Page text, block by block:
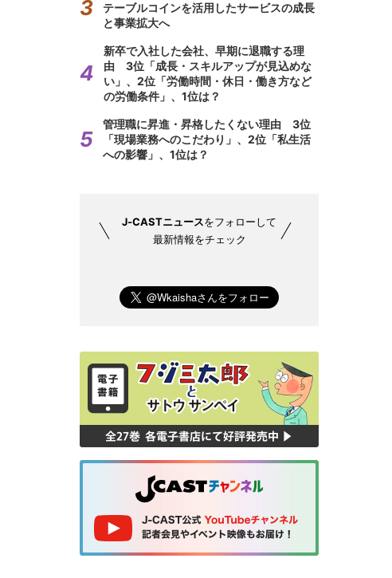
テーブルコインを活用したサービスの成長
と事業拡大へ
新卒で入社した会社、早期に退職する理
由 3位「成長・スキルアップが見込めな
い」、2位「労働時間・休日・働き方など
の労働条件」、1位は？
管理職に昇進・昇格したくない理由 3位
「現場業務へのこだわり」、2位「私生活
への影響」、1位は？
J-CASTニュースをフォローして
最新情報をチェック